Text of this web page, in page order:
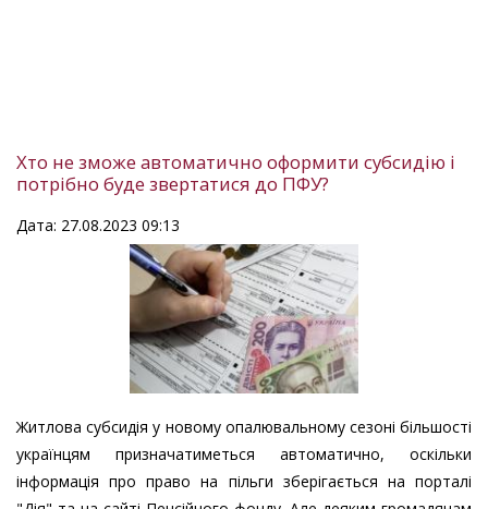
Хто не зможе автоматично оформити субсидію і
потрібно буде звертатися до ПФУ?
Дата: 27.08.2023 09:13
Житлова субсидія у новому опалювальному сезоні більшості
українцям призначатиметься автоматично, оскільки
інформація про право на пільги зберігається на порталі